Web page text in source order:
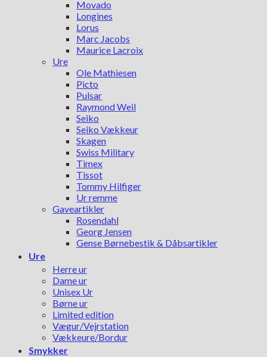
Movado
Longines
Lorus
Marc Jacobs
Maurice Lacroix
Ure
Ole Mathiesen
Picto
Pulsar
Raymond Weil
Seiko
Seiko Vækkeur
Skagen
Swiss Military
Timex
Tissot
Tommy Hilfiger
Ur remme
Gaveartikler
Rosendahl
Georg Jensen
Gense Børnebestik & Dåbsartikler
Ure
Herre ur
Dame ur
Unisex Ur
Børne ur
Limited edition
Vægur/Vejrstation
Vækkeure/Bordur
Smykker